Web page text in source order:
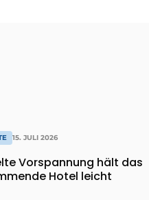
15. JULI 2026
Vorspannung hält das
Hotel leicht